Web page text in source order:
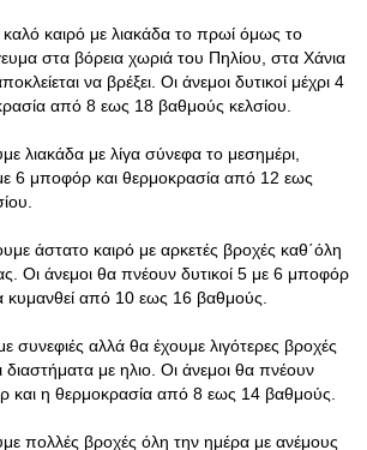
καιρό με λιακάδα το πρωί όμως το
στα βόρεια χωριά του Πηλίου, στα Χάνια
να βρέξει. Οι άνεμοι δυτικοί μέχρι 4
από 8 εως 18 βαθμούς κελσίου.
λιακάδα με λίγα σύνεφα το μεσημέρι,
6 μποφόρ και θερμοκρασία από 12 εως
άστατο καιρό με αρκετές βροχές καθ΄όλη
Οι άνεμοι θα πνέουν δυτικοί 5 με 6 μποφόρ
κυμανθεί από 10 εως 16 βαθμούς.
συνεφιές αλλά θα έχουμε λιγότερες βροχές
με ηλιο. Οι άνεμοι θα πνέουν
και η θερμοκρασία από 8 εως 14 βαθμούς.
πολλές βροχές όλη την ημέρα με ανέμους